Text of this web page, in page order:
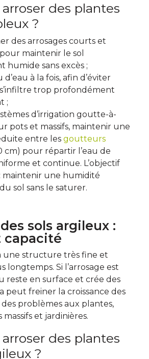
des plantes
?
des arrosages courts et
maintenir le sol
humide sans excès ;
à la fois, afin d’éviter
trop profondément
;
d’irrigation goutte-à-
pots et massifs, maintenir une
entre les goutteurs
cm) pour répartir l’eau de
et continue. L’objectif
maintenir une humidité
sol sans le saturer.
sols argileux :
capacité
une structure très fine et
longtemps. Si l’arrosage est
reste en surface et crée des
peut freiner la croissance des
des problèmes aux plantes,
et jardinières.
des plantes
?